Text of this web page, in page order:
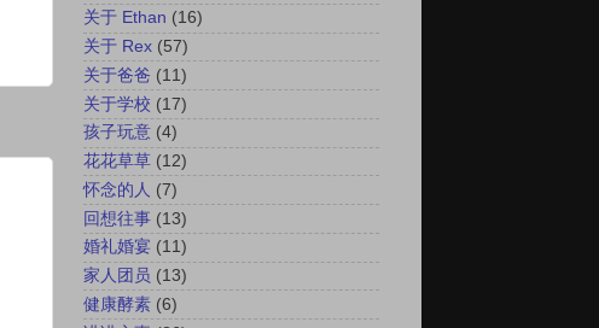
关于 Ethan (16)
关于 Rex (57)
关于爸爸 (11)
关于学校 (17)
孩子玩意 (4)
花花草草 (12)
怀念的人 (7)
回想往事 (13)
婚礼婚宴 (11)
家人团员 (13)
健康酵素 (6)